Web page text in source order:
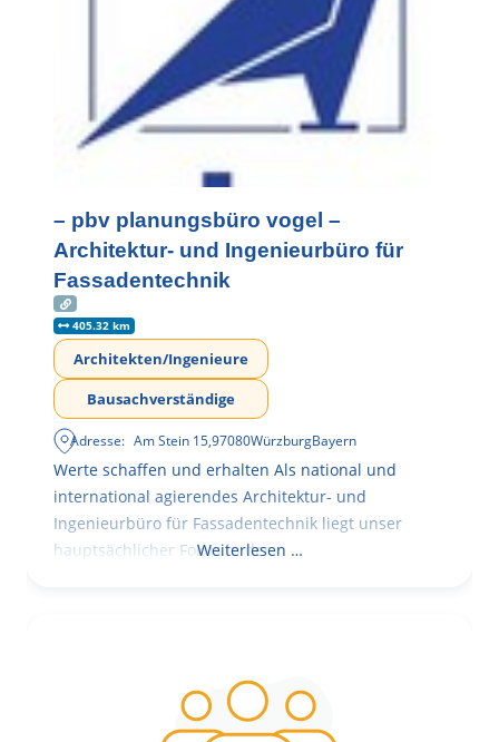
– pbv planungsbüro vogel –
Architektur- und Ingenieurbüro für
Fassadentechnik
405.32 km
Architekten/Ingenieure
Bausachverständige
Adresse: Am Stein 15,97080WürzburgBayern
Werte schaffen und erhalten Als national und
international agierendes Architektur- und
Ingenieurbüro für Fassadentechnik liegt unser
hauptsächlicher Fokus in der
Weiterlesen …